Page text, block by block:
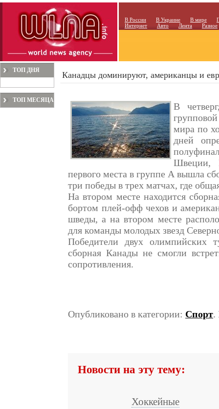
В России В Украине В мире
Интернет
Авто Лента Разное
ТОП ДНЯ
ТОП МЕСЯЦА
Канадцы доминируют, американцы и
В
мира по
дней
Швеции,
первого места в группе А вышла
три победы в трех матчах, где
На втором месте находится
бортом плей-офф чехов и
шведы, а на втором месте
для команды молодых звезд
Победители двух олимпийских
сборная Канады не смогли
сопротивления.
Опубликовано в категории: Спорт.
Новости на эту тему:
Хоккейные